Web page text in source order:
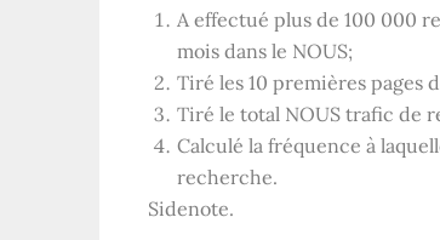
A effectué plus de 100 000
mois dans le NOUS;
Tiré les 10 premières pages
Tiré le total NOUS trafic de
Calculé la fréquence à
recherche.
Sidenote.